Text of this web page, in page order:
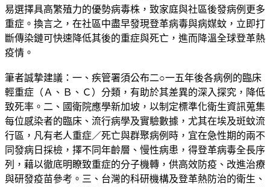
易選擇具高繁殖力的優勢病毒株，致家庭與社區後發病例更多
重症。換言之，在社區中盡早發現登革病毒與病媒蚊，立即打
斷傳染鏈可快速降低其後的重症與死亡，進而降溫全球登革熱
疫情。
筆者誠摯建議：一、疾管署須公布二○一五年後各病例的臨床
輕重症（Ａ、Ｂ、Ｃ）分類，有助於其差異的深入探究，降低
致死率。二、國衛院應學新加坡，以制定標準化衛生資訊蒐集
每位感染者的臨床、流行病學及實驗數據，尤其在埃及斑蚊流
行區，凡有老人重症／死亡與群聚病例時，宜在急性期的兩不
同發病日採檢，擇不同年齡層、慢性病患，得登革病毒全長序
列，藉以徹底明瞭致重症的分子機轉，供高效防疫、改進治療
與研發疫苗參考。三、台灣的科研機構及登革熱防治的衛生、